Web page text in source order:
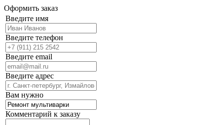
Оформить заказ
Введите имя
Введите телефон
Введите email
Введите адрес
Вам нужно
Комментарий к заказу